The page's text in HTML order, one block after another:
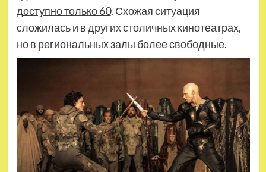
доступно только 60. Схожая ситуация
сложилась и в других столичных кинотеатрах,
но в региональных залы более свободные.